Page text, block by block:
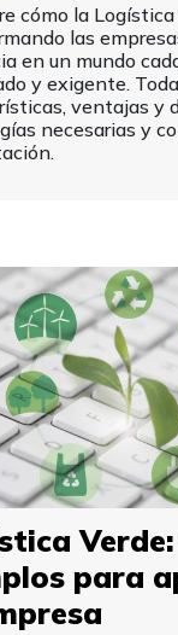
cómo la
las
en un mundo
y exigente.
ventajas y
necesarias y
para